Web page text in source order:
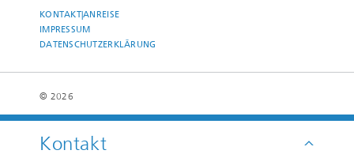
Kontakt
KONTAKT|ANREISE
IMPRESSUM
DATENSCHUTZERKLÄRUNG
© 2026